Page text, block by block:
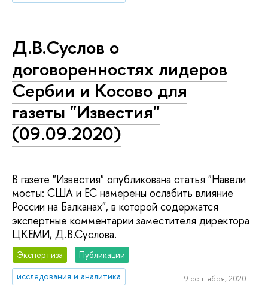
Д.В.Суслов о
договоренностях лидеров
Сербии и Косово для
газеты "Известия"
(09.09.2020)
В газете "Известия" опубликована статья "Навели
мосты: США и ЕС намерены ослабить влияние
России на Балканах", в которой содержатся
экспертные комментарии заместителя директора
ЦКЕМИ, Д.В.Суслова.
Экспертиза
Публикации
исследования и аналитика
9 сентября, 2020 г.